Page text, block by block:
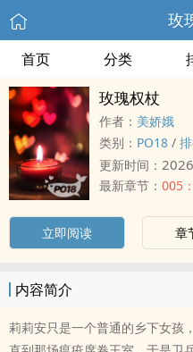
玫
首页 分类
玫瑰权杖
作者： 美娇娥
类别： ‌‍‌P‌O‍‍1‌‎8‎‍ /
更新时间：
最新章节： 005
立即阅读 章
内容简介
莉莉安只是一个普通的乡下女孩